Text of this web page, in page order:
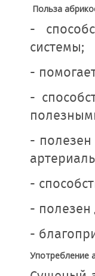
Польза
-
системы;
-
-
-
-
- полезен
-
Употребление